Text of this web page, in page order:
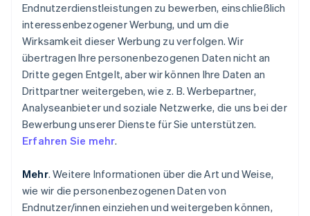
Endnutzerdienstleistungen zu bewerben, einschließlich
interessenbezogener Werbung, und um die
Wirksamkeit dieser Werbung zu verfolgen. Wir
übertragen Ihre personenbezogenen Daten nicht an
Dritte gegen Entgelt, aber wir können Ihre Daten an
Drittpartner weitergeben, wie z. B. Werbepartner,
Analyseanbieter und soziale Netzwerke, die uns bei der
Bewerbung unserer Dienste für Sie unterstützen.
Erfahren Sie mehr.
Mehr. Weitere Informationen über die Art und Weise,
wie wir die personenbezogenen Daten von
Endnutzer/innen einziehen und weitergeben können,